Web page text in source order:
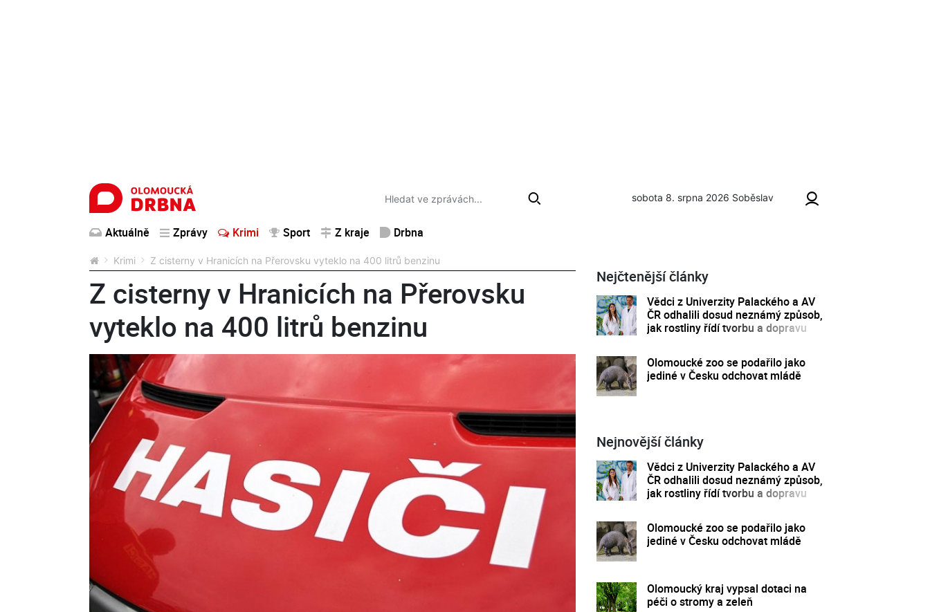
sobota 8. srpna 2026 Soběslav
Aktuálně Zprávy Krimi Sport Z kraje Drbna
Krimi Z cisterny v Hranicích na Přerovsku vyteklo na 400 litrů benzinu
Z cisterny v Hranicích na Přerovsku
vyteklo na 400 litrů benzinu
Nejčtenější články
Vědci z Univerzity Palackého a AV
ČR odhalili dosud neznámý způsob,
jak rostliny řídí tvorbu a dopravu
Olomoucké zoo se podařilo jako
jediné v Česku odchovat mládě
Nejnovější články
Vědci z Univerzity Palackého a AV
ČR odhalili dosud neznámý způsob,
jak rostliny řídí tvorbu a dopravu
Olomoucké zoo se podařilo jako
jediné v Česku odchovat mládě
Olomoucký kraj vypsal dotaci na
péči o stromy a zeleň